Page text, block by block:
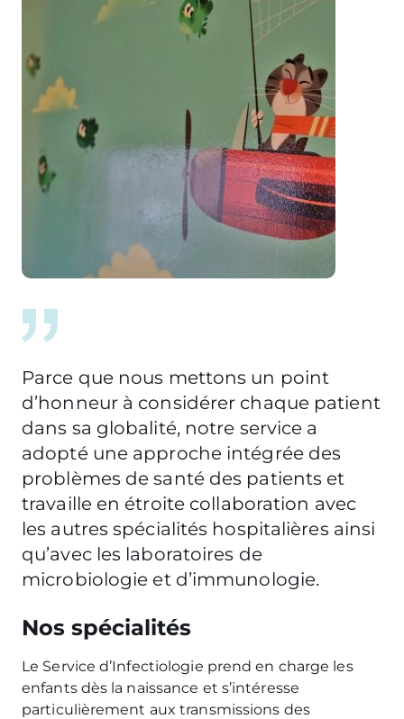
Parce que nous mettons un point
d’honneur à considérer chaque patient
dans sa globalité, notre service a
adopté une approche intégrée des
problèmes de santé des patients et
travaille en étroite collaboration avec
les autres spécialités hospitalières ainsi
qu’avec les laboratoires de
microbiologie et d’immunologie.
Nos spécialités
Le Service d’Infectiologie prend en charge les
enfants dès la naissance et s’intéresse
particulièrement aux transmissions des